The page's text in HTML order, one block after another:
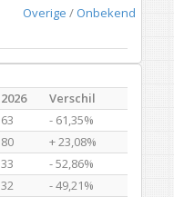
Overige / Onbekend
2026
Verschil
63
- 61,35%
80
+ 23,08%
33
- 52,86%
32
- 49,21%